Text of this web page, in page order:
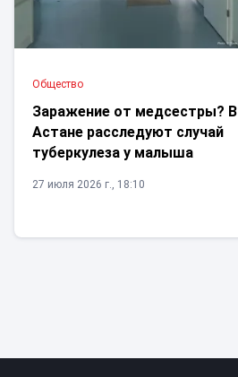
Общество
Заражение от медсестры? В
Астане расследуют случай
туберкулеза у малыша
27 июля 2026 г., 18:10